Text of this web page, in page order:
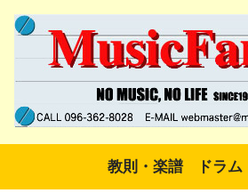
教則・楽譜 ドラム